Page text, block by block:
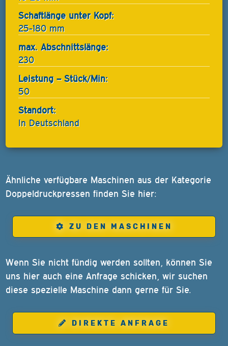
Schaftlänge unter Kopf:
25-180 mm
max. Abschnittslänge:
230
Leistung – Stück/Min:
50
Standort:
In Deutschland
Ähnliche verfügbare Maschinen aus der Kategorie
Doppeldruckpressen finden Sie hier:
ZU DEN MASCHINEN
Wenn Sie nicht fündig werden sollten, können Sie
uns hier auch eine Anfrage schicken, wir suchen
diese spezielle Maschine dann gerne für Sie.
DIREKTE ANFRAGE